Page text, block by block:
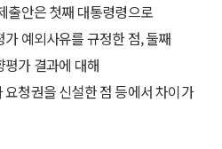
출안은 첫째 대통령령으로
예외사유를 규정한 점, 둘째
가 결과에 대해
청권을 신설한 점 등에서 차이가